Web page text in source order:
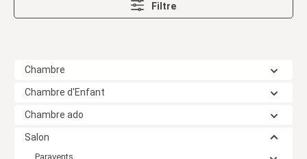
Filtre
Chambre
Chambre d'Enfant
Chambre ado
Salon
Paravents